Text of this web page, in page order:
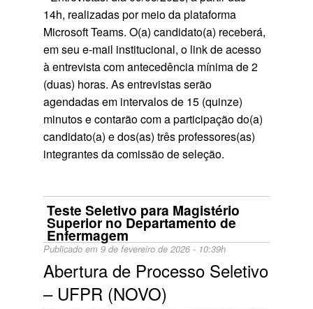
14h, realizadas por meio da plataforma
Microsoft Teams. O(a) candidato(a) receberá,
em seu e-mail institucional, o link de acesso
à entrevista com antecedência mínima de 2
(duas) horas. As entrevistas serão
agendadas em intervalos de 15 (quinze)
minutos e contarão com a participação do(a)
candidato(a) e dos(as) três professores(as)
integrantes da comissão de seleção.
Teste Seletivo para Magistério
Superior no Departamento de
Enfermagem
Publicado em 9 de fevereiro de 2026 - 10:39h
Abertura de Processo Seletivo
– UFPR (NOVO)